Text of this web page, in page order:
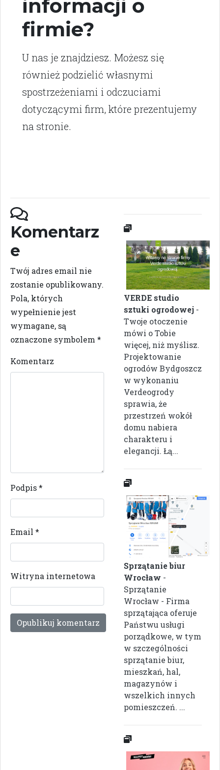
informacji o
firmie?
U nas je znajdziesz. Możesz się
również podzielić własnymi
spostrzeżeniami i odczuciami
dotyczącymi firm, które prezentujemy
na stronie.
Komentarz
e
Twój adres email nie
zostanie opublikowany.
Pola, których
wypełnienie jest
wymagane, są
oznaczone symbolem *
Komentarz
Podpis*
Email *
Witryna internetowa
VERDE studio
sztuki ogrodowej -
Twoje otoczenie
mówi o Tobie
więcej, niż myślisz.
Projektowanie
ogrodów Bydgoszcz
w wykonaniu
Verdeogrody
sprawia, że
przestrzeń wokół
domu nabiera
charakteru i
elegancji. Łą...
Sprzątanie biur
Wrocław -
Sprzątanie
Wrocław - Firma
sprzątająca oferuje
Państwu usługi
porządkowe, w tym
w szczególności
sprzątanie biur,
mieszkań, hal,
magazynów i
wszelkich innych
pomieszczeń. ...